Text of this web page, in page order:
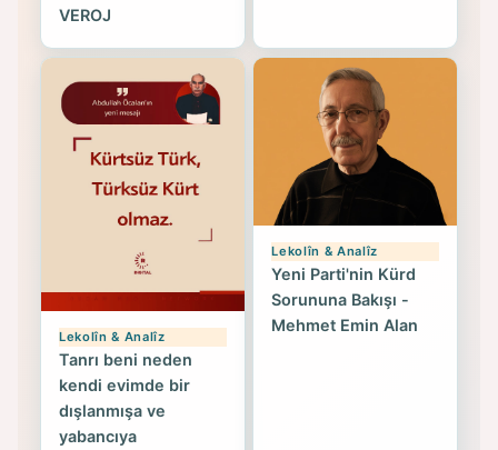
VEROJ
Lekolîn & Analîz
Tanrı beni neden
kendi evimde bir
dışlanmışa ve
yabancıya
Lekolîn & Analîz
Yeni Parti'nin Kürd
Sorununa Bakışı -
Mehmet Emin Alan